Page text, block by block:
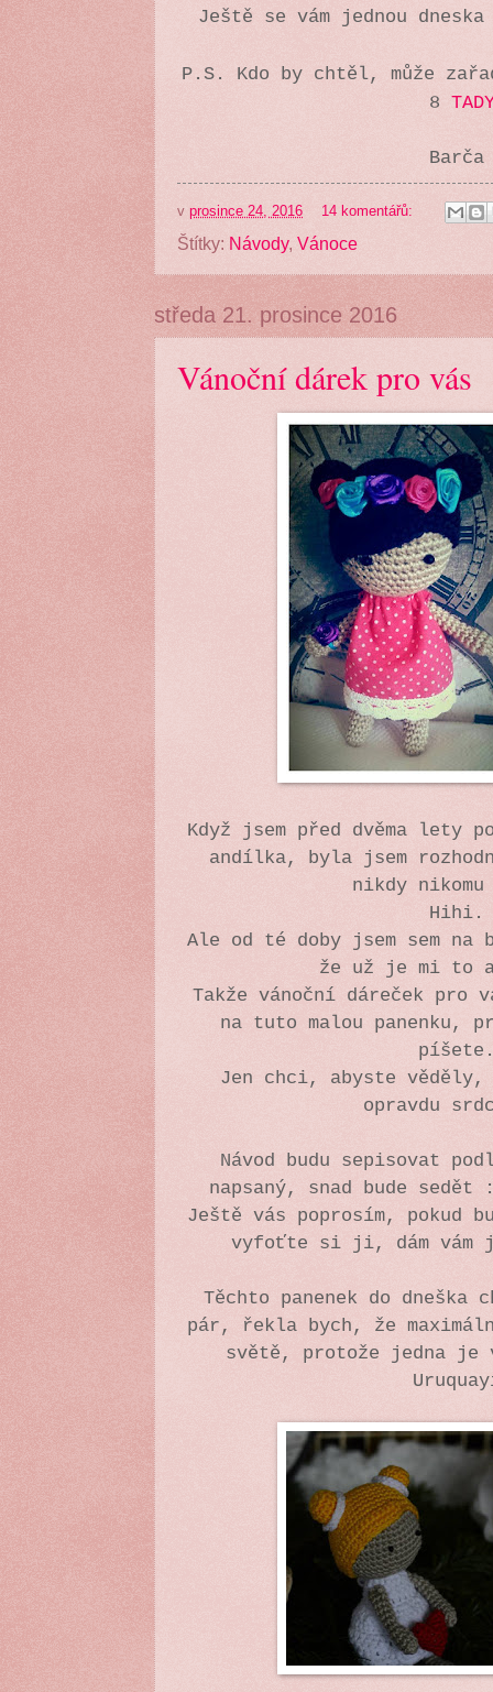
Ještě se vám jednou
P.S. Kdo by chtěl, může
8
v prosince 24, 2016 14 komentářů:
Štítky: Návody, Vánoce
středa 21. prosince 2016
Vánoční dárek pro vás
Když jsem před dvěma lety
andílka, byla jsem
nikdy
Ale od té doby jsem sem
že už je mi to
Takže vánoční dáreček pro
na tuto malou panenku,
Jen chci, abyste
opravdu
Návod budu sepisovat
napsaný, snad bude
Ještě vás poprosím, pokud
vyfoťte si ji, dám vám
Těchto panenek do dneška
pár, řekla bych, že
světě, protože jedna je